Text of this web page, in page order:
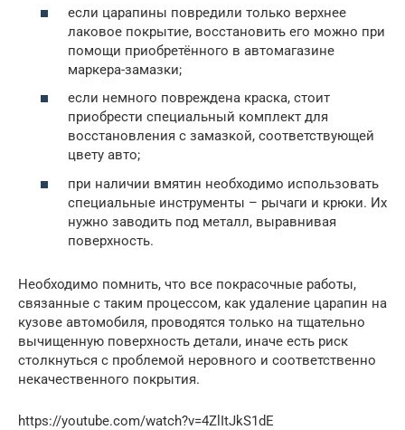
если царапины повредили только верхнее
лаковое покрытие, восстановить его можно при
помощи приобретённого в автомагазине
маркера-замазки;
если немного повреждена краска, стоит
приобрести специальный комплект для
восстановления с замазкой, соответствующей
цвету авто;
при наличии вмятин необходимо использовать
специальные инструменты – рычаги и крюки. Их
нужно заводить под металл, выравнивая
поверхность.
Необходимо помнить, что все покрасочные работы,
связанные с таким процессом, как удаление царапин на
кузове автомобиля, проводятся только на тщательно
вычищенную поверхность детали, иначе есть риск
столкнуться с проблемой неровного и соответственно
некачественного покрытия.
https://youtube.com/watch?v=4ZlItJkS1dE